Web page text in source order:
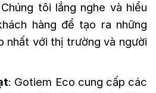
tôi lắng nghe và hiểu
hàng để tạo ra những
nhất với thị trường và người
: Gotiem Eco cung cấp các